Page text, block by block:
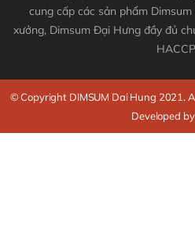
cung cấp các sản phẩm
xưởng, Dimsum Đại Hưng đầy đủ
HACCP
© Copyright DIMSUM Dai Hung 2021.
Developed